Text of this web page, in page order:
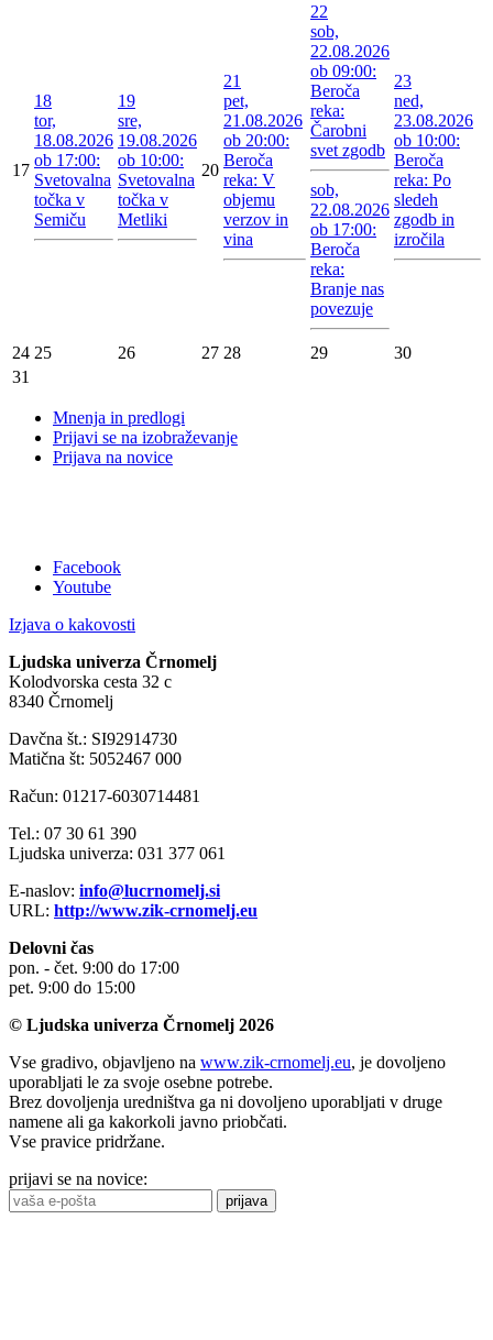
17
18
tor,
18.08.2026
ob 17:00:
Svetovalna
točka v
Semiču
19
sre,
19.08.2026
ob 10:00:
Svetovalna
točka v
Metliki
20
21
pet,
21.08.2026
ob 20:00:
Beroča
reka: V
objemu
verzov in
vina
22
sob,
22.08.2026
ob 09:00:
Beroča
reka:
Čarobni
svet zgodb
sob,
22.08.2026
ob 17:00:
Beroča
reka:
Branje nas
povezuje
23
ned,
23.08.2026
ob 10:00:
Beroča
reka: Po
sledeh
zgodb in
izročila
24 25 26 27 28 29
30
31
Mnenja in predlogi
Prijavi se na izobraževanje
Prijava na novice
Facebook
Youtube
Izjava o kakovosti
Ljudska univerza Črnomelj
Kolodvorska cesta 32 c
8340 Črnomelj
Davčna št.: SI92914730
Matična št: 5052467 000
Račun: 01217-6030714481
Tel.: 07 30 61 390
Ljudska univerza: 031 377 061
E-naslov: info@lucrnomelj.si
URL: http://www.zik-crnomelj.eu
Delovni čas
pon. - čet. 9:00 do 17:00
pet. 9:00 do 15:00
© Ljudska univerza Črnomelj 2026
Vse gradivo, objavljeno na www.zik-crnomelj.eu, je dovoljeno
uporabljati le za svoje osebne potrebe.
Brez dovoljenja uredništva ga ni dovoljeno uporabljati v druge
namene ali ga kakorkoli javno priobčati.
Vse pravice pridržane.
prijavi se na novice:
prijava